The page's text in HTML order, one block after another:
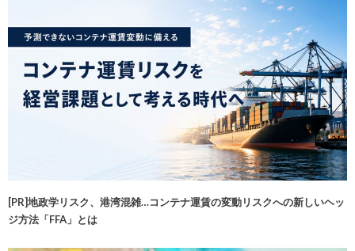
[PR]地政学リスク、港湾混雑…コンテナ運賃の変動リスクへの新しいヘッ
ジ方法「FFA」とは